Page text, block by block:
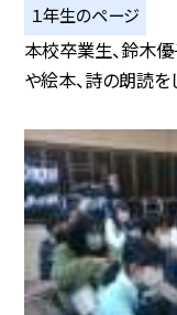
１年生のページ
本校卒業生、鈴木
や絵本、詩の朗読を